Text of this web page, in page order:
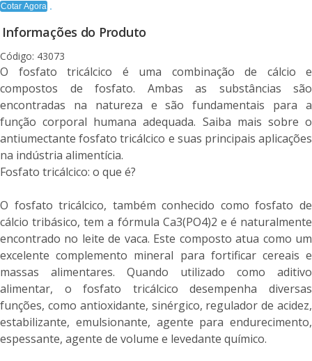
Cotar Agora
Informações do Produto
Código: 43073
O fosfato tricálcico é uma combinação de cálcio e
compostos de fosfato. Ambas as substâncias são
encontradas na natureza e são fundamentais para a
função corporal humana adequada. Saiba mais sobre o
antiumectante fosfato tricálcico e suas principais aplicações
na indústria alimentícia.
Fosfato tricálcico: o que é?
O fosfato tricálcico, também conhecido como fosfato de
cálcio tribásico, tem a fórmula Ca3(PO4)2 e é naturalmente
encontrado no leite de vaca. Este composto atua como um
excelente complemento mineral para fortificar cereais e
massas alimentares. Quando utilizado como aditivo
alimentar, o fosfato tricálcico desempenha diversas
funções, como antioxidante, sinérgico, regulador de acidez,
estabilizante, emulsionante, agente para endurecimento,
espessante, agente de volume e levedante químico.